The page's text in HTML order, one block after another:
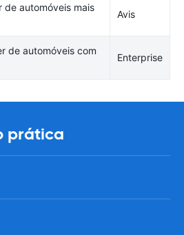
de automóveis mais
Avis
de automóveis com
Enterprise
prática